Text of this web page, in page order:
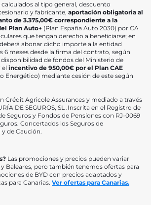
al tipo general, descuento
y fabricante, aportación obligatoria al
de 3.375,00€ correspondiente a la
Plan Auto+ (Plan España Auto 2030) por CA
que tengan derecho a beneficiarse; en
abonar dicho importe a la entidad
6 meses desde la firma del contrato, según
disponibilidad de fondos del Ministerio de
el incentivo de 950,00€ por el Plan CAE
Energético) mediante cesión de este según
Crédit Agricole Assurances y mediado a través
DE SEGUROS, SL .Inscrita en el Registro de
Seguros y Fondos de Pensiones con RJ-0069
Concertados los Seguros de
de Caución.
Las promociones y precios pueden variar
Baleares, pero también tenemos ofertas para
de BYD con precios adaptados y
para Canarias. Ver ofertas para Canarias.